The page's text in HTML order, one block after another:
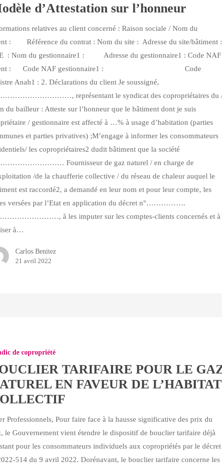
d’Attestation sur l’honneur
relatives au client concerné : Raison sociale / Nom du
: Référence du contrat : Nom du site : Adresse du site/bâtiment :
: Nom du gestionnaire1 : Adresse du gestionnaire1 : Code NAF
: Code NAF gestionnaire1 : Code
Anah1 : 2. Déclarations du client Je soussigné,
représentant le syndicat des copropriétaires du
du bailleur : Atteste sur l’honneur que le bâtiment dont je suis
/ gestionnaire est affecté à …% à usage d’habitation (parties
et parties privatives) ;M’engage à informer les consommateurs
les copropriétaires2 dudit bâtiment que la société
Fournisseur de gaz naturel / en charge de
/de la chaufferie collective / du réseau de chaleur auquel le
est raccordé2, a demandé en leur nom et pour leur compte, les
versées par l’Etat en application du décret n°…………….
à les imputer sur les comptes-clients concernés et à
à…
Carlos Benitez
21 avril 2022
de copropriété
TARIFAIRE POUR LE
EN FAVEUR DE L’HABITAT
Professionnels, Pour faire face à la hausse significative des prix du
le Gouvernement vient étendre le dispositif de bouclier tarifaire déjà
pour les consommateurs individuels aux copropriétés par le décret
514 du 9 avril 2022. Dorénavant, le bouclier tarifaire concerne les